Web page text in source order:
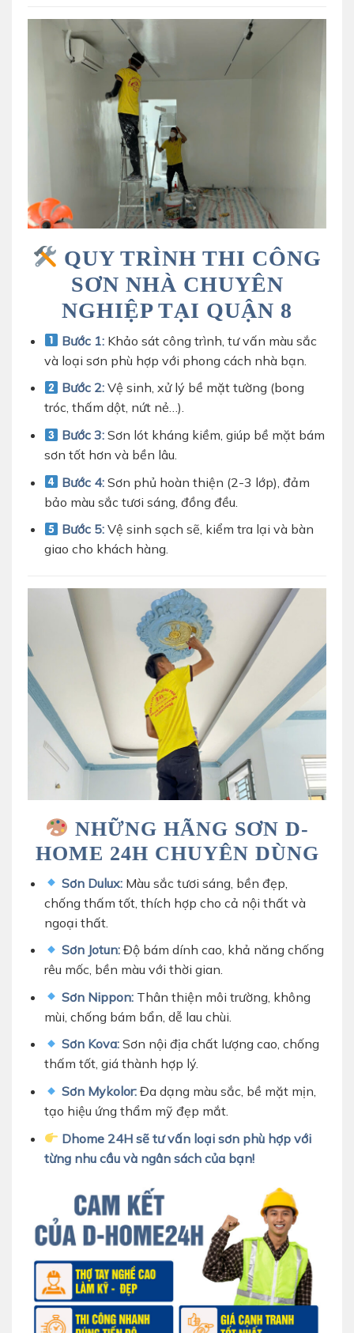
QUY TRÌNH THI CÔNG
SƠN NHÀ CHUYÊN
NGHIỆP TẠI QUẬN 8
Bước 1: Khảo sát công trình, tư vấn màu sắc
và loại sơn phù hợp với phong cách nhà bạn.
Bước 2: Vệ sinh, xử lý bề mặt tường (bong
tróc, thấm dột, nứt nẻ…).
Bước 3: Sơn lót kháng kiềm, giúp bề mặt bám
sơn tốt hơn và bền lâu.
Bước 4: Sơn phủ hoàn thiện (2-3 lớp), đảm
bảo màu sắc tươi sáng, đồng đều.
Bước 5: Vệ sinh sạch sẽ, kiểm tra lại và bàn
giao cho khách hàng.
NHỮNG HÃNG SƠN D-
HOME 24H CHUYÊN DÙNG
Sơn Dulux: Màu sắc tươi sáng, bền đẹp,
chống thấm tốt, thích hợp cho cả nội thất và
ngoại thất.
Sơn Jotun: Độ bám dính cao, khả năng chống
rêu mốc, bền màu với thời gian.
Sơn Nippon: Thân thiện môi trường, không
mùi, chống bám bẩn, dễ lau chùi.
Sơn Kova: Sơn nội địa chất lượng cao, chống
thấm tốt, giá thành hợp lý.
Sơn Mykolor: Đa dạng màu sắc, bề mặt mịn,
tạo hiệu ứng thẩm mỹ đẹp mắt.
Dhome 24H sẽ tư vấn loại sơn phù hợp với
từng nhu cầu và ngân sách của bạn!